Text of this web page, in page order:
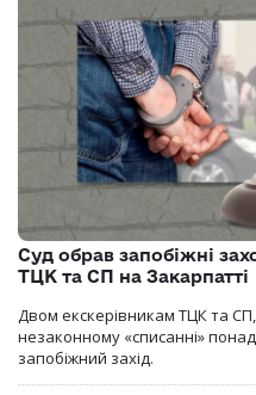
Суд обрав запобіжні
ТЦК та СП на Закарпатті
Двом екскерівникам ТЦК та
незаконному «списанні»
запобіжний захід.